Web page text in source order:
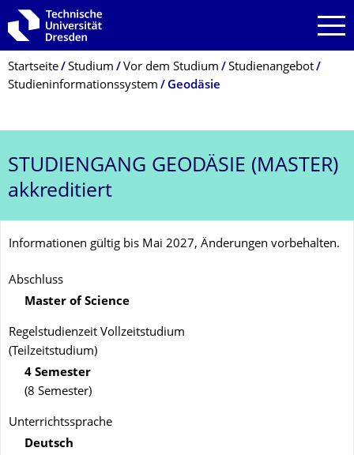
Zur Hauptnavigation springen
Zur Suche springen
Zum Inhalt springen
Breadcrumb-Menü
Startseite Studium Vor dem Studium
Studienangebot
Studieninformationssystem
Geodäsie
STUDIENGANG GEODÄSIE (MASTER)
akkreditiert
Informationen gültig bis Mai 2027, Änderungen vorbehalten.
Abschluss
Master of Science
Regelstudienzeit Vollzeitstudium
(Teilzeitstudium)
4 Semester
(8 Semester)
Unterrichtssprache
Deutsch